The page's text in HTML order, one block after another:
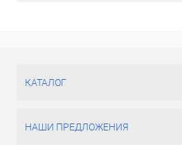
КАТАЛОГ
НАШИ ПРЕДЛОЖЕНИЯ